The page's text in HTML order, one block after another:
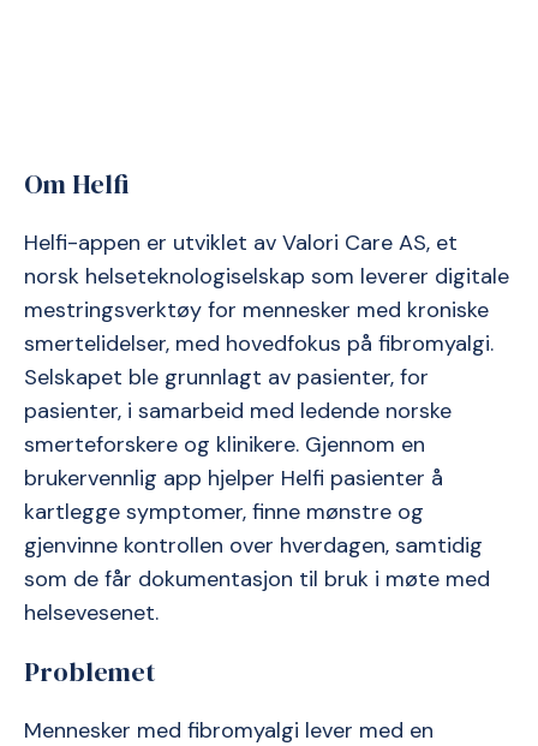
Om Helfi
Helfi-appen er utviklet av Valori Care AS, et
norsk helseteknologiselskap som leverer digitale
mestringsverktøy for mennesker med kroniske
smertelidelser, med hovedfokus på fibromyalgi.
Selskapet ble grunnlagt av pasienter, for
pasienter, i samarbeid med ledende norske
smerteforskere og klinikere. Gjennom en
brukervennlig app hjelper Helfi pasienter å
kartlegge symptomer, finne mønstre og
gjenvinne kontrollen over hverdagen, samtidig
som de får dokumentasjon til bruk i møte med
helsevesenet.
Problemet
Mennesker med fibromyalgi lever med en